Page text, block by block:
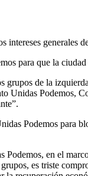
intereses generales
para que la ciudad
grupos de la
Unidas Podemos,
Podemos para
en el
es triste